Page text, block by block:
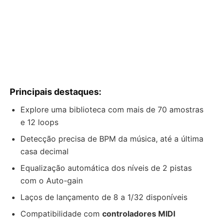
Principais destaques:
Explore uma biblioteca com mais de 70 amostras
e 12 loops
Detecção precisa de BPM da música, até a última
casa decimal
Equalização automática dos níveis de 2 pistas
com o Auto-gain
Laços de lançamento de 8 a 1/32 disponíveis
Compatibilidade com controladores MIDI